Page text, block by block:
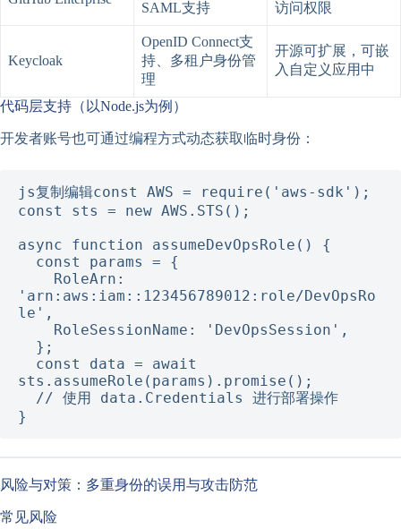
SAML支持 访问权限
Keycloak
OpenID Connect支
持、多租户身份管
理
开源可扩展，可嵌
入自定义应用中
代码层支持（以Node.js为例）
开发者账号也可通过编程方式动态获取临时身份：
js复制编辑const AWS = require('aws-sdk');
const sts = new AWS.STS();
async function assumeDevOpsRole() {
'arn:aws:iam::123456789012:role/DevOpsRo
le',
sts.assumeRole(params).promise();
风险与对策：多重身份的误用与攻击防范
常见风险